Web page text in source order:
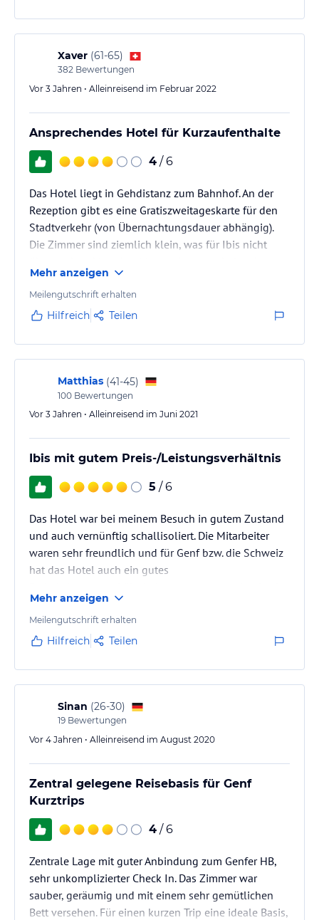
Xaver (61-65)
382 Bewertungen
Vor 3 Jahren • Alleinreisend im Februar 2022
Ansprechendes Hotel für Kurzaufenthalte
4 / 6
Das Hotel liegt in Gehdistanz zum Bahnhof. An der
Rezeption gibt es eine Gratiszweitageskarte für den
Stadtverkehr (von Übernachtungsdauer abhängig).
Die Zimmer sind ziemlich klein, was für Ibis nicht
Arbeitsplatz. Das Gedränge beim Frühstück war eine
Tortur.
Mehr anzeigen
Meilengutschrift erhalten
Hilfreich Teilen
Matthias (41-45)
100 Bewertungen
Vor 3 Jahren • Alleinreisend im Juni 2021
Ibis mit gutem Preis-/Leistungsverhältnis
5 / 6
Das Hotel war bei meinem Besuch in gutem Zustand
und auch vernünftig schallisoliert. Die Mitarbeiter
waren sehr freundlich und für Genf bzw. die Schweiz
hat das Hotel auch ein gutes
auch vom Frühstück, aber durchaus in Ordnung.
Mehr anzeigen
Meilengutschrift erhalten
Hilfreich Teilen
Sinan (26-30)
19 Bewertungen
Vor 4 Jahren • Alleinreisend im August 2020
Zentral gelegene Reisebasis für Genf
Kurztrips
4 / 6
Zentrale Lage mit guter Anbindung zum Genfer HB,
sehr unkomplizierter Check In. Das Zimmer war
sauber, geräumig und mit einem sehr gemütlichen
Bett versehen. Für einen kurzen Trip eine ideale Basis,